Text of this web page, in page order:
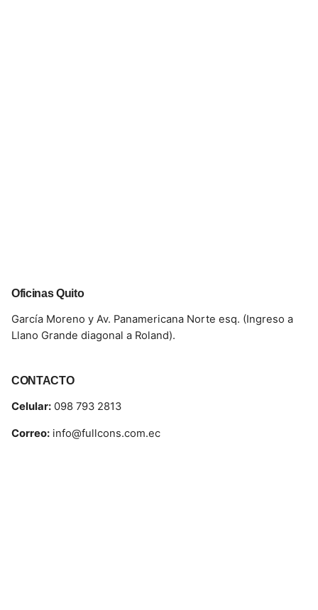
Oficinas Quito
García Moreno y Av. Panamericana Norte esq. (Ingreso a
Llano Grande diagonal a Roland).
CONTACTO
Celular: 098 793 2813
Correo: info@fullcons.com.ec